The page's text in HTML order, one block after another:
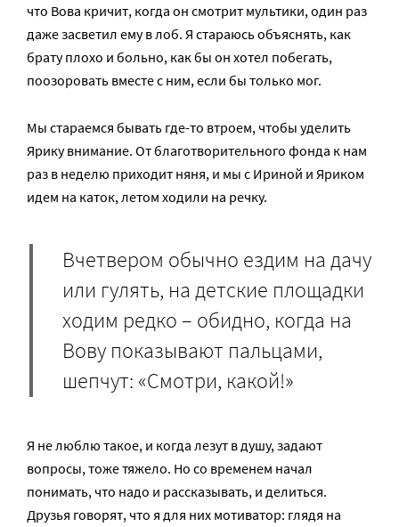
что Вова кричит, когда он смотрит мультики, один раз
даже засветил ему в лоб. Я стараюсь объяснять, как
брату плохо и больно, как бы он хотел побегать,
поозоровать вместе с ним, если бы только мог.
Мы стараемся бывать где-то втроем, чтобы уделить
Ярику внимание. От благотворительного фонда к нам
раз в неделю приходит няня, и мы с Ириной и Яриком
идем на каток, летом ходили на речку.
Вчетвером обычно ездим на дачу
или гулять, на детские площадки
ходим редко – обидно, когда на
Вову показывают пальцами,
шепчут: «Cмотри, какой!»
Я не люблю такое, и когда лезут в душу, задают
вопросы, тоже тяжело. Но со временем начал
понимать, что надо и рассказывать, и делиться.
Друзья говорят, что я для них мотиватор: глядя на